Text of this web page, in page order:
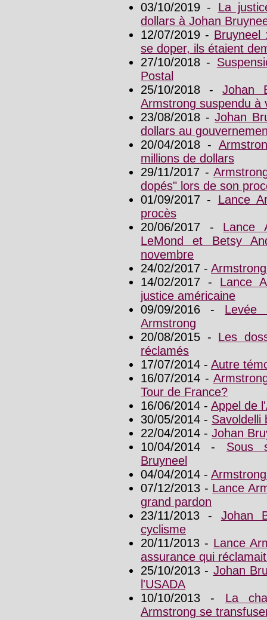
03/10/2019 - La
dollars à Johan
12/07/2019 - Bruyneel
se doper, ils étaient
27/10/2018 -
Postal
25/10/2018 -Johan
Armstrong suspendu à
23/08/2018 -Johan
dollars au
20/04/2018 -
millions de dollars
29/11/2017 -
dopés" lors de son
01/09/2017 - Lance
procès
20/06/2017 - Lance
LeMond et Betsy
novembre
24/02/2017 -
14/02/2017 - Lance
justice américaine
09/09/2016 - Levée
Armstrong
20/08/2015 - Les
réclamés
17/07/2014 - Autre
16/07/2014 -
Tour de France?
16/06/2014 - Appel de
30/05/2014 - Savoldelli
22/04/2014 - Johan
10/04/2014 - Sous
Bruyneel
04/04/2014 -
07/12/2013 - Lance
grand pardon
23/11/2013 - Johan
cyclisme
20/11/2013 - Lance
assurance qui
25/10/2013 - Johan
l'USADA
10/10/2013 - La
Armstrong se